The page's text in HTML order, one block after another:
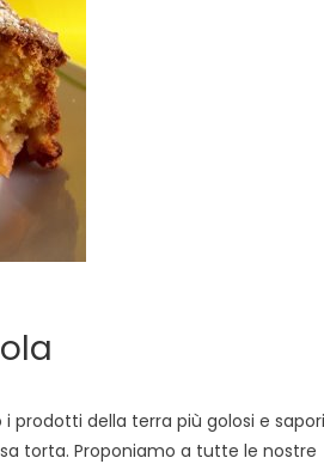
prodotti della terra più golosi e
torta. Proponiamo a tutte le nostre